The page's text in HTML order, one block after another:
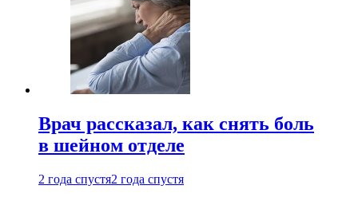
Врач рассказал, как снять боль
в шейном отделе
2 года спустя2 года спустя